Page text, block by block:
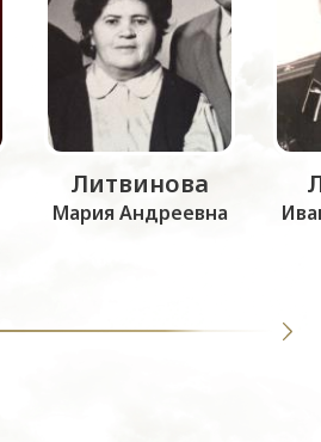
Литвинова
Мария Андреевна